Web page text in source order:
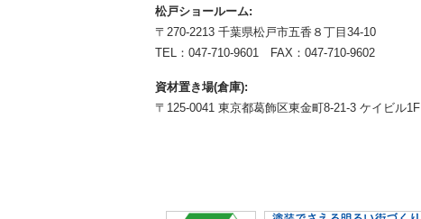
松戸ショールーム:
〒270-2213 千葉県松戸市五香８丁目34-10
TEL： 047-710-9601 FAX：047-710-9602
資材置き場(倉庫):
〒125-0041 東京都葛飾区東金町8-21-3 ケイビル1F